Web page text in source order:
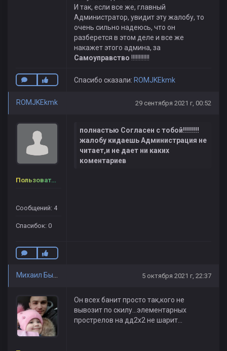
И так, если все же, главный
Администратор, увидит эту жалобу, то
очень сильно надеюсь, что он
разберется в этом деле и все же
накажет этого админа, за
Самоуправство !!!!!!!!!!!!
Спасибо сказали: ROMJKEkmk
ROMJKEkmk 29 сентября 2021 г, 00:52
Пользователь
Сообщений: 4
Спасибок: 0
полнастью Согласен с тобой!!!!!!!!
жалобу кидаешь Администрация не
читает,и не дает ни каких
коментариев
Михаил Быков 5 октября 2021 г, 22:37
Он всех банит просто так,кого не
вывозит по скилу...элементарных
прострелов на дд2х2 не шарит...